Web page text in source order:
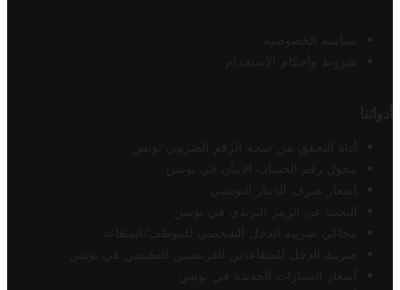
سياسة الخصوصية
شروط وأحكام الاستخدام
أدواتنا
أداة التحقق من صحة الرقم الضريبي تونس
محول رقم الحساب الآيبان في تونس
أسعار صرف الدينار التونسي
البحث عن الرمز البريدي في تونس
محاكي ضريبة الدخل الشخصي للموظف/المتقاعد
ضريبة الدخل للمتقاعدين الفرنسيين المقيمين في تونس
أسعار السيارات الجديدة في تونس